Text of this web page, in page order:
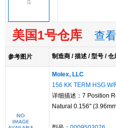
美国1号仓库 查
参考图片 制造商 / 描述 / 型号 /
Molex, LLC
156 KK TERM HSG
详细描述：7 Position
Natural 0.156"